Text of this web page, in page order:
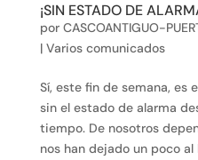
¡SIN ESTADO DE
por CASCOANTIGUO-
| Varios comunicados
Sí, este fin de semana, es
sin el estado de alarma
tiempo. De nosotros
nos han dejado un poco